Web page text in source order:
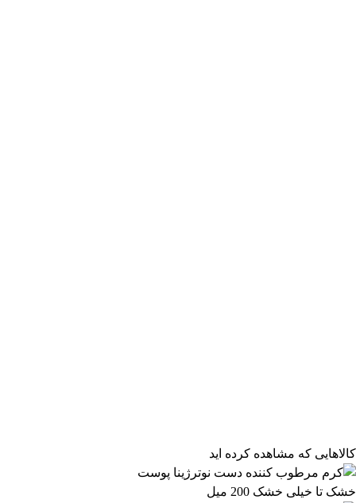
تومان
1,190,899 تومان
1,190,900 تومان
مرتب‌سازی محصولات
مرتب‌سازی:
پیش‌فرض محبوب‌ترین بالاترین امتیاز
کالاهایی که مشاهده کرده اید